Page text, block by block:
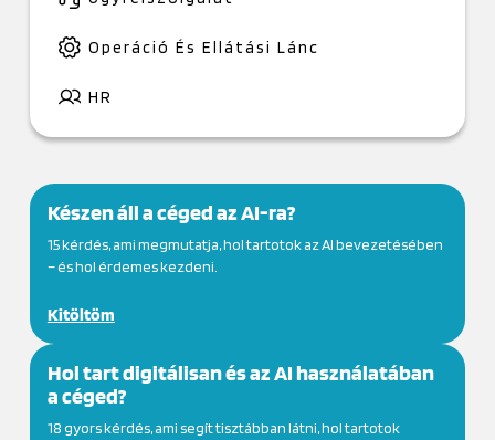
Operáció És Ellátási Lánc
HR
Készen áll a céged az AI-ra?
15 kérdés, ami megmutatja, hol tartotok az AI bevezetésében
– és hol érdemes kezdeni.
Kitöltöm
Hol tart digitálisan és az AI használatában
a céged?
18 gyors kérdés, ami segít tisztábban látni, hol tartotok